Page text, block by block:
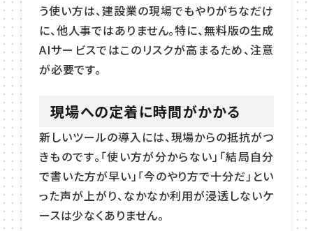
う使い方は、建設業の現場でもやりがちなだけ
に、他人事ではありません。特に、無料版の生成
AIサービスではこのリスクが高まるため、注意
が必要です。
現場への定着に時間がかかる
新しいツールの導入には、現場からの抵抗がつ
きものです。「使い方が分からない」「結局自分
で書いた方が早い」「今のやり方で十分だ」とい
った声が上がり、なかなか利用が浸透しないケ
ースは少なくありません。